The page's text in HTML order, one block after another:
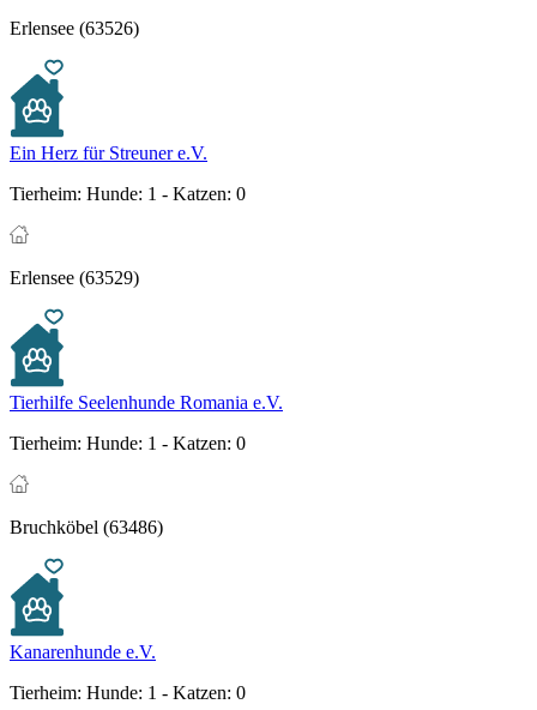
Erlensee (63526)
Ein Herz für Streuner e.V.
Tierheim: Hunde: 1 - Katzen: 0
Erlensee (63529)
Tierhilfe Seelenhunde Romania e.V.
Tierheim: Hunde: 1 - Katzen: 0
Bruchköbel (63486)
Kanarenhunde e.V.
Tierheim: Hunde: 1 - Katzen: 0